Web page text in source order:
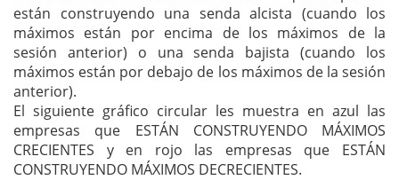
están construyendo una senda alcista (cuando los
máximos están por encima de los máximos de la
sesión anterior) o una senda bajista (cuando los
máximos están por debajo de los máximos de la sesión
anterior).
El siguiente gráfico circular les muestra en azul las
empresas que ESTÁN CONSTRUYENDO MÁXIMOS
CRECIENTES y en rojo las empresas que ESTÁN
CONSTRUYENDO MÁXIMOS DECRECIENTES.